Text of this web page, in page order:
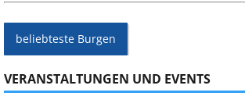
beliebteste Burgen
VERANSTALTUNGEN UND EVENTS